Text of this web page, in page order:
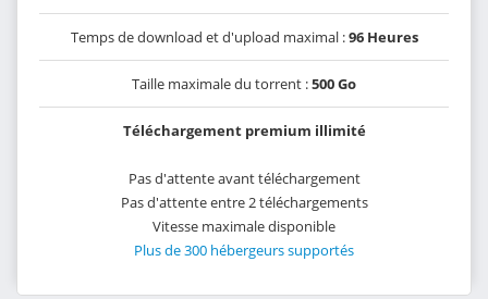
Temps de download et d'upload maximal :96 Heures
Taille maximale du torrent :500 Go
Téléchargement premium illimité
Pas d'attente avant téléchargement
Pas d'attente entre 2 téléchargements
Vitesse maximale disponible
Plus de 300 hébergeurs supportés